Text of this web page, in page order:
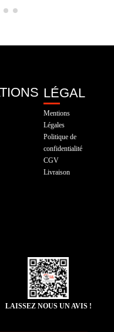
LÉGAL
Mentions
Légales
Politique de
confidentialité
CGV
Livraison
LAISSEZ NOUS UN AVIS !